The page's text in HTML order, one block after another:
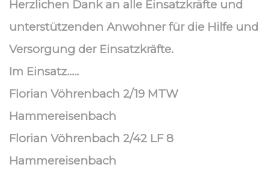
Herzlichen Dank an alle Einsatzkräfte und
unterstützenden Anwohner für die Hilfe und
Versorgung der Einsatzkräfte.
Im Einsatz…..
Florian Vöhrenbach 2/19 MTW
Hammereisenbach
Florian Vöhrenbach 2/42 LF 8
Hammereisenbach